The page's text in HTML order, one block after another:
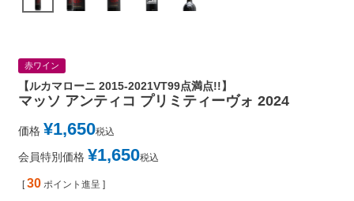
赤ワイン
【ルカマローニ 2015-2021VT99点満点!!】
マッソ アンティコ プリミティーヴォ 2024
価格 ¥1,650税込
会員特別価格 ¥1,650税込
[ 30 ポイント進呈 ]